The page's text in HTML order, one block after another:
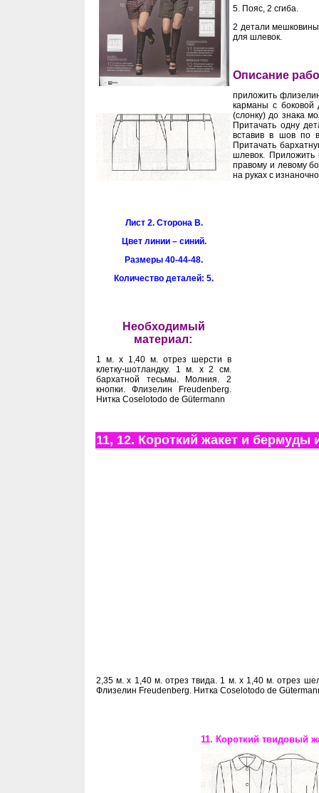
Лист 2. Сторона В.
Цвет линии – синий.
Размеры 40-44-48.
Количество деталей: 5.
Необходимый
материал:
1 м. х 1,40 м. отрез шерсти в
клетку-шотландку. 1 м. х 2 см.
бархатной тесьмы. Молния. 2
кнопки. Флизелин Freudenberg.
Нитка Coselotodo de Gütermann
5. Пояс, 2 сгиба.
2 детали
для шлевок.
Описание
приложить
карманы с
(слонку) до знака
Притачать одну
вставив в шов по
Притачать
шлевок. Приложить
правому и левому
на руках с
11, 12. Короткий жакет и бермуды
2,35 м. х 1,40 м. отрез твида. 1 м. х 1,40 м. отрез
Флизелин Freudenberg. Нитка Coselotodo de
11. Короткий твидовый